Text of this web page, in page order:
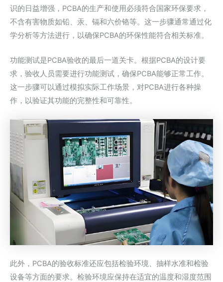
识的日益增强，PCBA的生产和使用必须符合国家环保要求，
不含有害物质如铅、汞、镉和六价铬等。这一步骤通常通过化
学分析等方法进行，以确保PCBA的环保性能符合相关标准。
功能测试是PCBA验收的最后一道关卡。根据PCBA的设计要
求，验收人员需要进行功能测试，确保PCBA能够正常工作。
这一步骤可以通过模拟实际工作场景，对PCBA进行各种操
作，以验证其功能的完整性和可靠性。
此外，PCBA的验收标准还应包括检验环境、抽样水准和检验
设备等方面的要求。检验环境应保持在适宜的温度和湿度范围